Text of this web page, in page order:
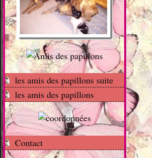
les amis des papillons suite
les amis des papillons
Contact